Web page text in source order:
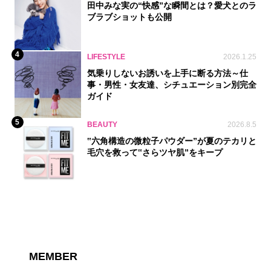
田中みな実の“快感”な瞬間とは？愛犬とのラ
ブラブショットも公開
4 LIFESTYLE 2026.1.25
気乗りしないお誘いを上手に断る方法～仕
事・男性・女友達、シチュエーション別完全
ガイド
5 BEAUTY 2026.8.5
‟六角構造の微粒子パウダー”が夏のテカリと
毛穴を救って‟さらツヤ肌”をキープ
MEMBER